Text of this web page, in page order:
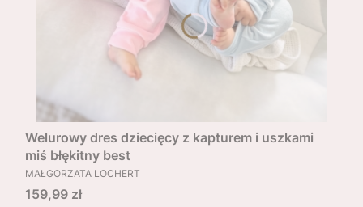
Welurowy dres dziecięcy z kapturem i uszkami
miś błękitny best
PRODUCENT
MAŁGORZATA LOCHERT
Cena
159,99 zł